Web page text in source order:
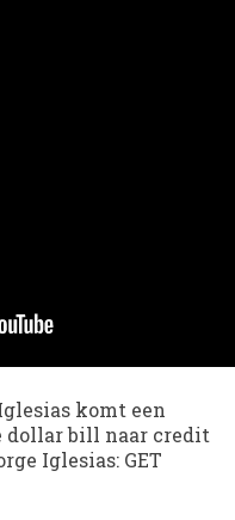
komt een
dollar bill naar credit
Iglesias: GET